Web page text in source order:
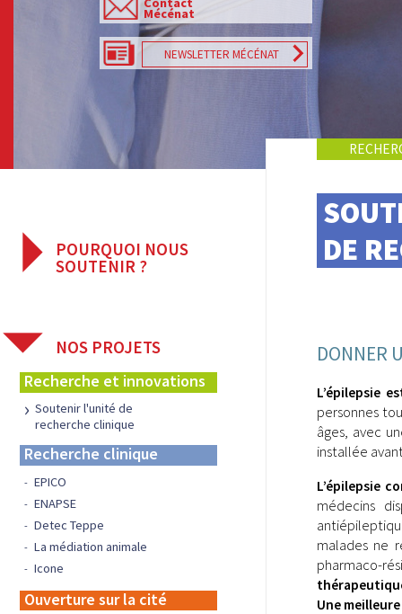
Mécénat
NEWSLETTER MÉCÉNAT
POURQUOI NOUS
SOUTENIR ?
de faire un don
NOS PROJETS
Recherche et innovations
Soutenir l'unité de
recherche clinique
Recherche clinique
EPICO
ENAPSE
Detec Teppe
La médiation animale
Icone
Ouverture sur la cité
DE
DONNER
L’épilepsie
personnes
âges, avec
installée
L’épilepsie
médecins
malades ne
pharmaco-
Une